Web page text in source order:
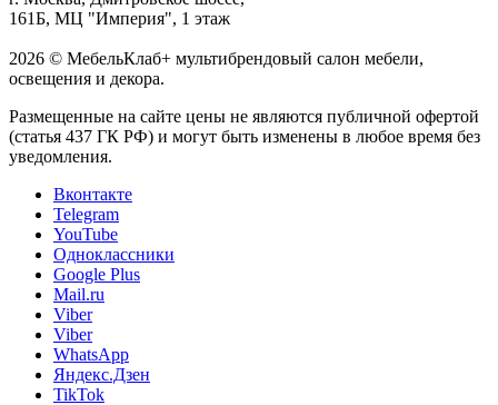
161Б, МЦ "Империя", 1 этаж
2026 © МебельКлаб+ мультибрендовый салон мебели,
освещения и декора.
Размещенные на сайте цены не являются публичной офертой
(статья 437 ГК РФ) и могут быть изменены в любое время без
уведомления.
Вконтакте
Telegram
YouTube
Одноклассники
Google Plus
Mail.ru
Viber
Viber
WhatsApp
Яндекс.Дзен
TikTok